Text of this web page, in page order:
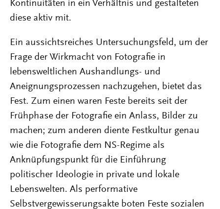
Kontinuitäten in ein Verhältnis und gestalteten
diese aktiv mit.
Ein aussichtsreiches Untersuchungsfeld, um der
Frage der Wirkmacht von Fotografie in
lebensweltlichen Aushandlungs- und
Aneignungsprozessen nachzugehen, bietet das
Fest. Zum einen waren Feste bereits seit der
Frühphase der Fotografie ein Anlass, Bilder zu
machen; zum anderen diente Festkultur genau
wie die Fotografie dem NS-Regime als
Anknüpfungspunkt für die Einführung
politischer Ideologie in private und lokale
Lebenswelten. Als performative
Selbstvergewisserungsakte boten Feste sozialen